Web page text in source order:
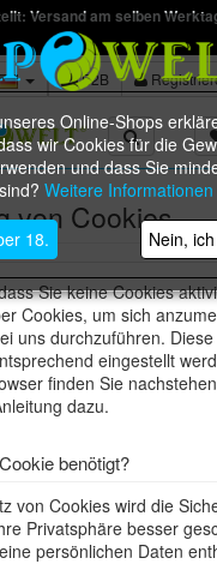
am selben Werktag
B2B
Online-Shops
wir Cookies für die
und dass Sie
Weitere Informationen
18. Nein,
von Cookies
Sie keine Cookies
Cookies, um sich
uns durchzuführen.
eingestellt
finden Sie
dazu.
benötigt?
von Cookies wird die
Privatsphäre besser
persönlichen Daten